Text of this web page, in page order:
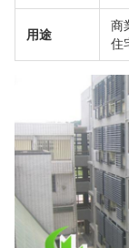
用途
商
住